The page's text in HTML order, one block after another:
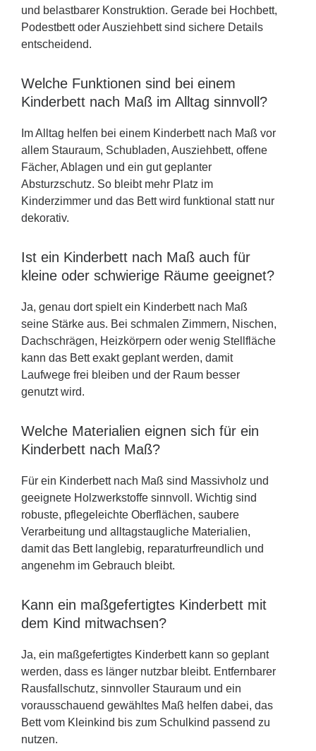
und belastbarer Konstruktion. Gerade bei Hochbett,
Podestbett oder Ausziehbett sind sichere Details
entscheidend.
Welche Funktionen sind bei einem
Kinderbett nach Maß im Alltag sinnvoll?
Im Alltag helfen bei einem Kinderbett nach Maß vor
allem Stauraum, Schubladen, Ausziehbett, offene
Fächer, Ablagen und ein gut geplanter
Absturzschutz. So bleibt mehr Platz im
Kinderzimmer und das Bett wird funktional statt nur
dekorativ.
Ist ein Kinderbett nach Maß auch für
kleine oder schwierige Räume geeignet?
Ja, genau dort spielt ein Kinderbett nach Maß
seine Stärke aus. Bei schmalen Zimmern, Nischen,
Dachschrägen, Heizkörpern oder wenig Stellfläche
kann das Bett exakt geplant werden, damit
Laufwege frei bleiben und der Raum besser
genutzt wird.
Welche Materialien eignen sich für ein
Kinderbett nach Maß?
Für ein Kinderbett nach Maß sind Massivholz und
geeignete Holzwerkstoffe sinnvoll. Wichtig sind
robuste, pflegeleichte Oberflächen, saubere
Verarbeitung und alltagstaugliche Materialien,
damit das Bett langlebig, reparaturfreundlich und
angenehm im Gebrauch bleibt.
Kann ein maßgefertigtes Kinderbett mit
dem Kind mitwachsen?
Ja, ein maßgefertigtes Kinderbett kann so geplant
werden, dass es länger nutzbar bleibt. Entfernbarer
Rausfallschutz, sinnvoller Stauraum und ein
vorausschauend gewähltes Maß helfen dabei, das
Bett vom Kleinkind bis zum Schulkind passend zu
nutzen.